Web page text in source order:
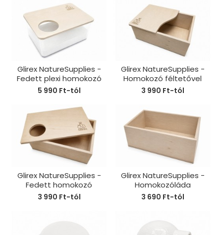
Glirex NatureSupplies -
Fedett plexi homokozó
5 990 Ft-tól
Glirex NatureSupplies -
Homokozó féltetővel
3 990 Ft-tól
Glirex NatureSupplies -
Fedett homokozó
3 990 Ft-tól
Glirex NatureSupplies -
Homokozóláda
3 690 Ft-tól